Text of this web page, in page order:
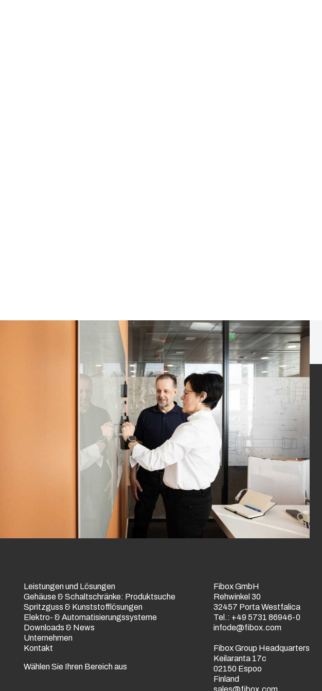
Leistungen und Lösungen
Gehäuse & Schaltschränke: Produktsuche
Spritzguss & Kunststofflösungen
Elektro- & Automatisierungssysteme
Downloads & News
Unternehmen
Kontakt
Wählen Sie Ihren Bereich aus
Fibox GmbH
Rehwinkel 30
32457 Porta Westfalica
Tel.: +49 5731 86946-0
infode@fibox.com
Fibox Group Headquarters
Keilaranta 17c
02150 Espoo
Finland
sales@fibox.com